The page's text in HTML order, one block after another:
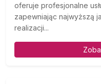
oferuje profesjonalne
zapewniając najwyższą
realizacji...